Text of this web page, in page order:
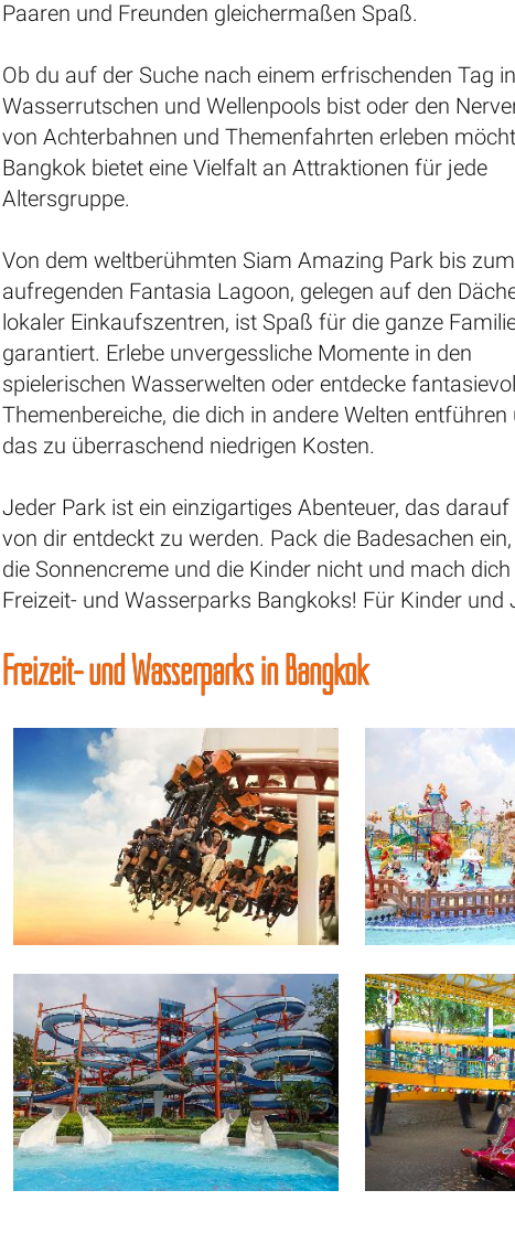
Paaren und Freunden gleichermaßen Spaß.
Ob du auf der Suche nach einem erfrischenden Tag in
Wasserrutschen und Wellenpools bist oder den
von Achterbahnen und Themenfahrten erleben
Bangkok bietet eine Vielfalt an Attraktionen für jede
Altersgruppe.
Von dem weltberühmten Siam Amazing Park bis zum
aufregenden Fantasia Lagoon, gelegen auf den
lokaler Einkaufszentren, ist Spaß für die ganze
garantiert. Erlebe unvergessliche Momente in den
spielerischen Wasserwelten oder entdecke
Themenbereiche, die dich in andere Welten entführen
das zu überraschend niedrigen Kosten.
Jeder Park ist ein einzigartiges Abenteuer, das
von dir entdeckt zu werden. Pack die Badesachen
die Sonnencreme und die Kinder nicht und mach
Freizeit- und Wasserparks Bangkoks! Für Kinder
Freizeit- und Wasserparks in Bangkok